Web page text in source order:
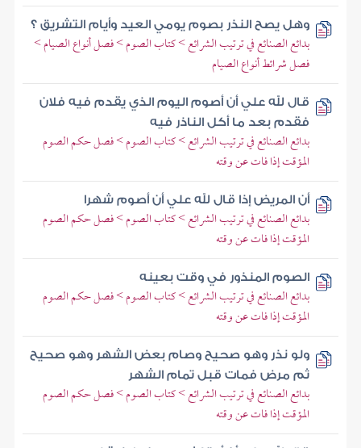
وهل يصح النذر بصوم يومي العيد وأيام التشريق ؟
بدائع الصنائع في ترتيب الشرائع > كتاب الصوم > فصل أنواع الصيام >
فصل شرائط أنواع الصيام
قال لله علي أن أصوم اليوم الذي يقدم فيه فلان
فقدم بعد ما أكل الناذر فيه
بدائع الصنائع في ترتيب الشرائع > كتاب الصوم > فصل حكم الصوم
المؤقت إذا فات عن وقته
أن المريض إذا قال لله علي أن أصوم شهرا
بدائع الصنائع في ترتيب الشرائع > كتاب الصوم > فصل حكم الصوم
المؤقت إذا فات عن وقته
الصوم المنذور في وقت بعينه
بدائع الصنائع في ترتيب الشرائع > كتاب الصوم > فصل حكم الصوم
المؤقت إذا فات عن وقته
ولو نذر وهو صحيح وصام بعض الشهر وهو صحيح
ثم مرض فمات قبل تمام الشهر
بدائع الصنائع في ترتيب الشرائع > كتاب الصوم > فصل حكم الصوم
المؤقت إذا فات عن وقته